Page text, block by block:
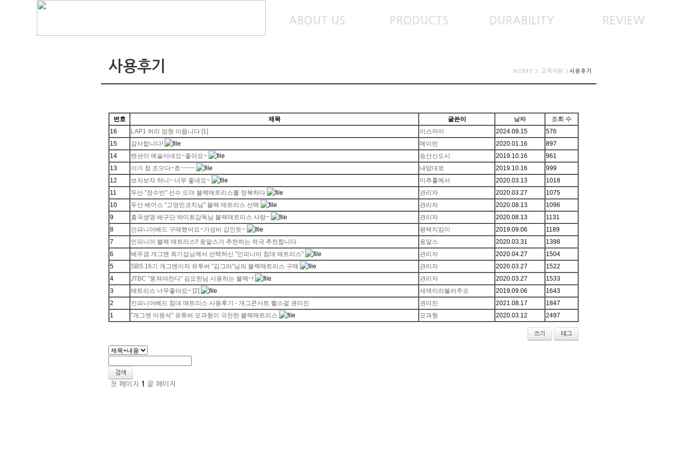
ABOUT US PRODUCTS DURABILITY REVIEW
사용후기 HOME > 고객지원 > 사용후기
번호 제목 글쓴이 날짜
조회 수
16
LAP1 허리 엄청 아픕니다 [1] 이스까이 2024.09.15
576
15
감사합니다! 메이린 2020.01.16
897
14
텐션이 예술이네요~좋아요~ 송산신도시 2019.10.16
961
13
이거 참 조으다~흐~~~~ 내맘대로 2019.10.16
999
12
보자보자 하니~ 너무 좋네요~ 미추홀에서 2020.03.13
1018
11
두산 "정수빈" 선수 드뎌 블랙매트리스를 정복하다 관리자 2020.03.27
1075
10
두산 베어스 "고영민코치님" 블랙 매트리스 선택 관리자 2020.08.13
1096
9
흥국생명 배구단 박미희감독님 블랙매트리스 사랑~ 관리자 2020.08.13
1131
8
인피니아베드 구매했어요~가성비 갑인듯~ 평택지킴이 2019.09.06
1189
7
인피니아 블랙 매트리스!! 옹알스가 추천하는 적극 추천합니다. 옹알스 2020.03.31
1398
6
배우겸 개그맨 최기섭님께서 선택하신 "인피니아 침대 매트리스" 관리자 2020.04.27
1504
5
SBS 16기 개그맨이자 유투버 "김그라"님의 블랙매트리스 구매 관리자 2020.03.27
1522
4
JTBC "뭉쳐야찬다" 김요한님 사용하는 블랙~! 관리자 2020.03.27
1533
3
매트리스 너무좋아요~ [2] 새댁이라불러주오 2019.09.06
1643
2
인피니아베드 침대 매트리스 사용후기 - 개그콘서트 헬스걸 권미진 권미진 2021.08.17
1847
1
"개그맨 이원석" 유튜버 모과형이 극찬한 블랙매트리스 모과형 2020.03.12 2497
쓰기 태그
검색
첫 페이지 1 끝 페이지